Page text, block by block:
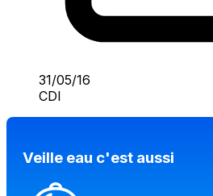
31/05/16
CDI
Veille eau c'est aussi